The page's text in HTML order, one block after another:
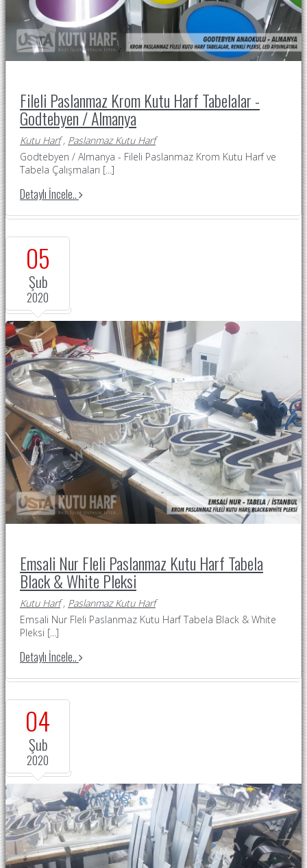
Fileli Paslanmaz Krom Kutu Harf Tabelalar -
Godtebyen / Almanya
Kutu Harf, Paslanmaz Kutu Harf
Godtebyen / Almanya - Fileli Paslanmaz Krom Kutu Harf ve
Tabela Çalışmaları [...]
Detaylı İncele..
05
Şub
2020
Emsali Nur Fleli Paslanmaz Kutu Harf Tabela
Black & White Pleksi
Kutu Harf, Paslanmaz Kutu Harf
Emsali Nur Fleli Paslanmaz Kutu Harf Tabela Black & White
Pleksi [...]
Detaylı İncele..
04
Şub
2020